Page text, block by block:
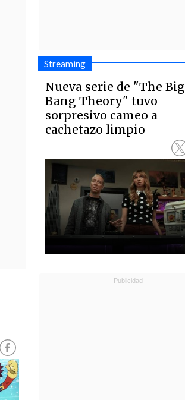
Streaming
Nueva serie de "The Big
Bang Theory" tuvo
sorpresivo cameo a
cachetazo limpio